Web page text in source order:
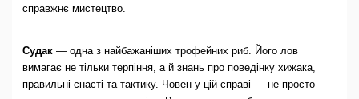
справжнє мистецтво.
Судак— одна з найбажаніших трофейних риб. Його лов
вимагає не тільки терпіння, а й знань про поведінку хижака,
правильні снасті та тактику. Човен у цій справі — не просто